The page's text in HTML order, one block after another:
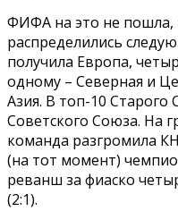
ФИФА на это не пошла,
распределились
получила Европа,
одному – Северная и
Азия. В топ-10 Старого
Советского Союза. На
команда разгромила
(на тот момент)
реванш за фиаско
(2:1).